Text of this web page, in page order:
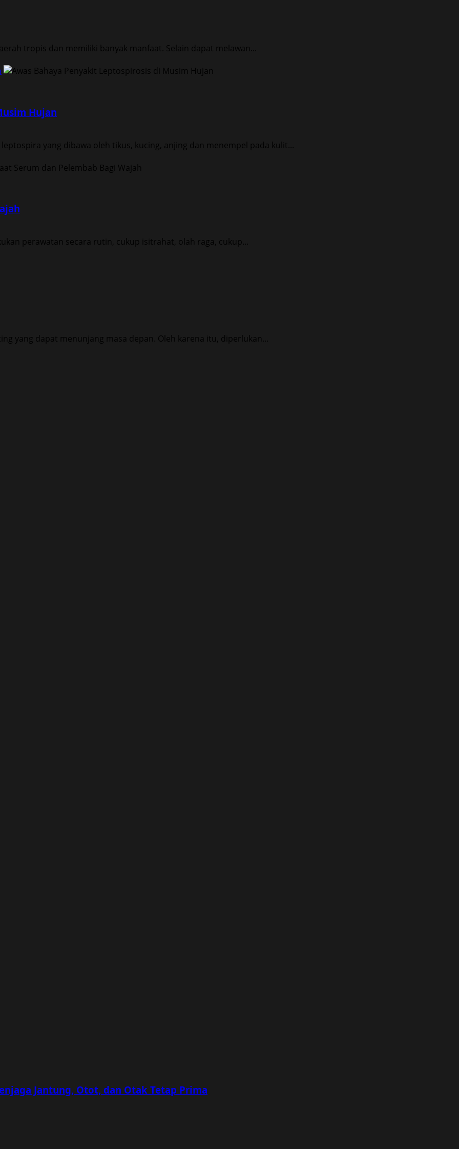
tropis dan memiliki banyak manfaat. Selain dapat melawan...
Hujan
yang dibawa oleh tikus, kucing, anjing dan menempel pada kulit...
perawatan secara rutin, cukup isitrahat, olah raga, cukup...
yang dapat menunjang masa depan. Oleh karena itu, diperlukan...
Jantung, Otot, dan Otak Tetap Prima